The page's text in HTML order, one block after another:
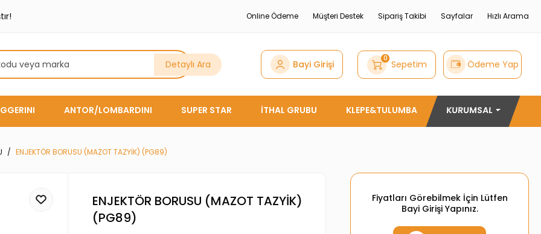
Online Ödeme Müşteri Destek Sipariş Takibi Sayfalar Hızlı Arama
Detaylı Ara Bayi Girişi 0 Sepetim Ödeme Yap
ANTOR/LOMBARDINI SUPER STAR İTHAL GRUBU KLEPE&TULUMBA KURUMSAL
ENJEKTÖR BORUSU (MAZOT TAZYİK) (PG89)
ENJEKTÖR BORUSU (MAZOT TAZYİK)
(PG89)
Fiyatları Görebilmek İçin Lütfen
Bayi Girişi Yapınız.